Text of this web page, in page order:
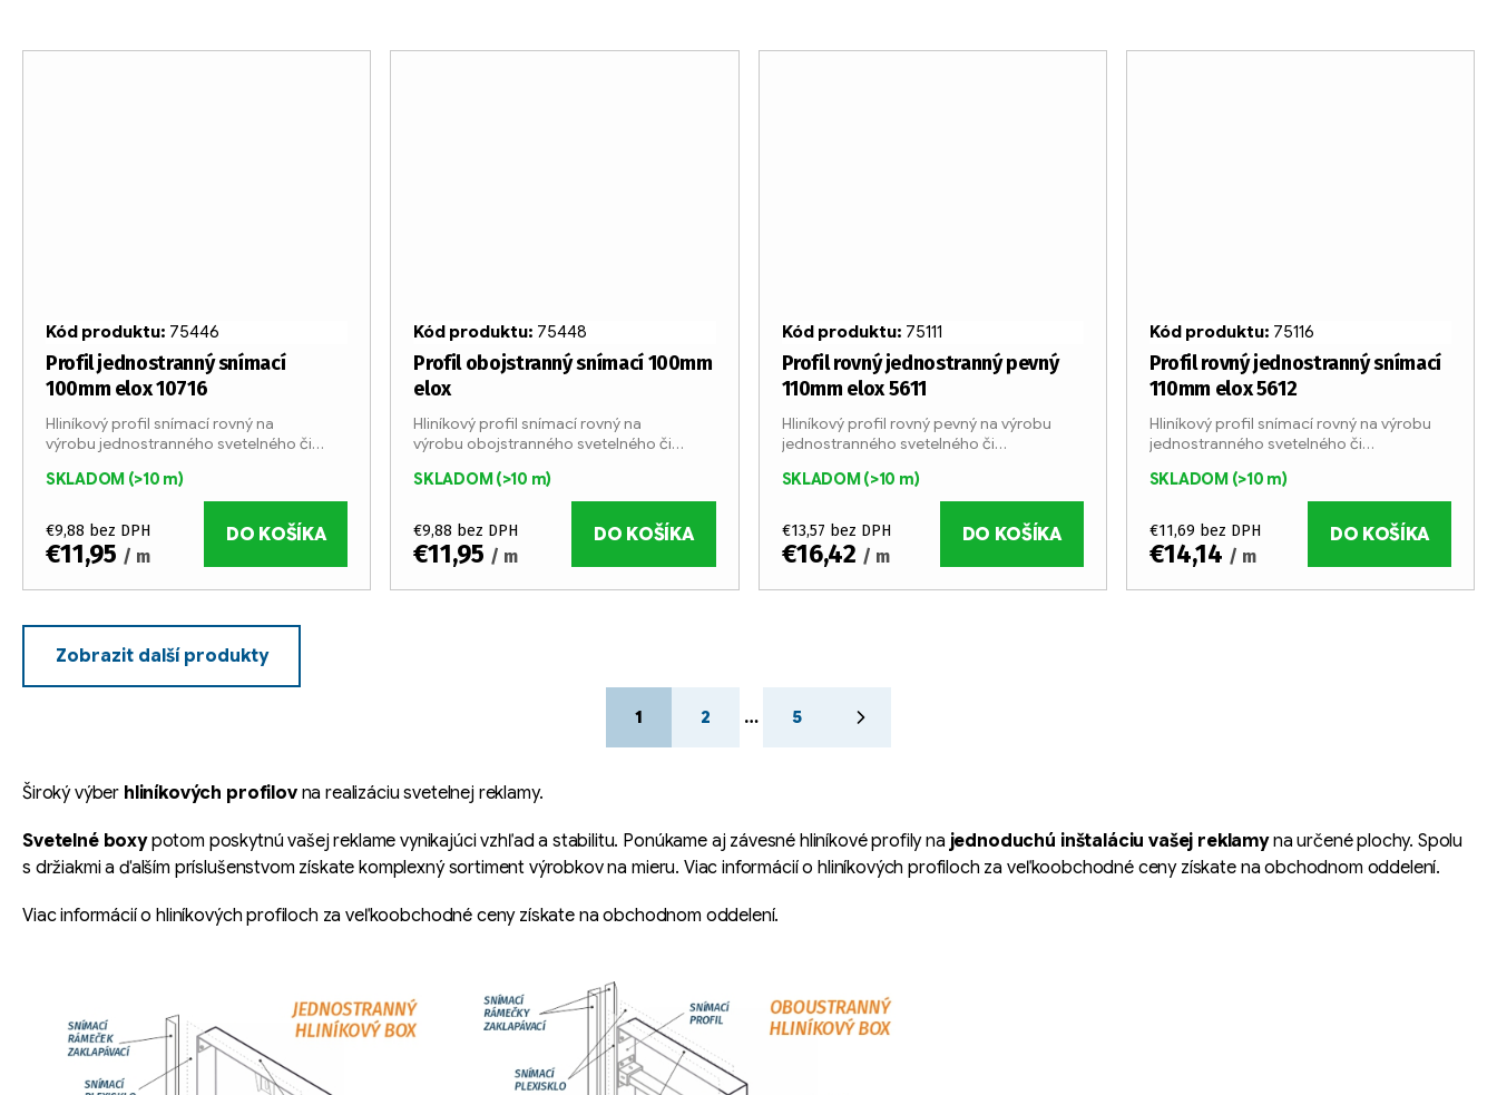
Profil jednostranný snímací
100mm elox 10716
SKLADOM (>10 m)
€9,88 bez DPH
€11,95 / m
DO KOŠÍKA
Hliníkový profil snímací rovný na
výrobu jednostranného svetelného či
metrových tyčiach...
Kód produktu: 75446
Profil obojstranný snímací 100mm
elox
SKLADOM (>10 m)
€9,88 bez DPH
€11,95 / m
DO KOŠÍKA
Hliníkový profil snímací rovný na
výrobu obojstranného svetelného či
metrových tyčiach...
Kód produktu: 75448
Profil rovný jednostranný pevný
110mm elox 5611
SKLADOM (>10 m)
€13,57 bez DPH
€16,42 / m
DO KOŠÍKA
Hliníkový profil rovný pevný na výrobu
jednostranného svetelného či
metrových tyčiach z eloxovaného hliníka.
Šírka profilu je 110 mm....
Kód produktu: 75111
Profil rovný jednostranný snímací
110mm elox 5612
SKLADOM (>10 m)
€11,69 bez DPH
€14,14 / m
DO KOŠÍKA
Hliníkový profil snímací rovný na výrobu
jednostranného svetelného či
metrových tyčiach z eloxovaného hliníka.
Šírka profilu je 110 mm....
Kód produktu: 75116
á
a
c
i
e
Zobrazit další produkty
t
o
v
n
1 2 … 5
Široký výber hliníkových profilovna realizáciu svetelnej reklamy.
Svetelné boxypotom poskytnú vašej reklame vynikajúci vzhľad a stabilitu. Ponúkame aj závesné hliníkové profily na jednoduchú inštaláciu vašej reklamyna určené plochy. Spolu
s držiakmi a ďalším príslušenstvom získate komplexný sortiment výrobkov na mieru. Viac informácií o hliníkových profiloch za veľkoobchodné ceny získate na obchodnom oddelení.
Viac informácií o hliníkových profiloch za veľkoobchodné ceny získate na obchodnom oddelení.